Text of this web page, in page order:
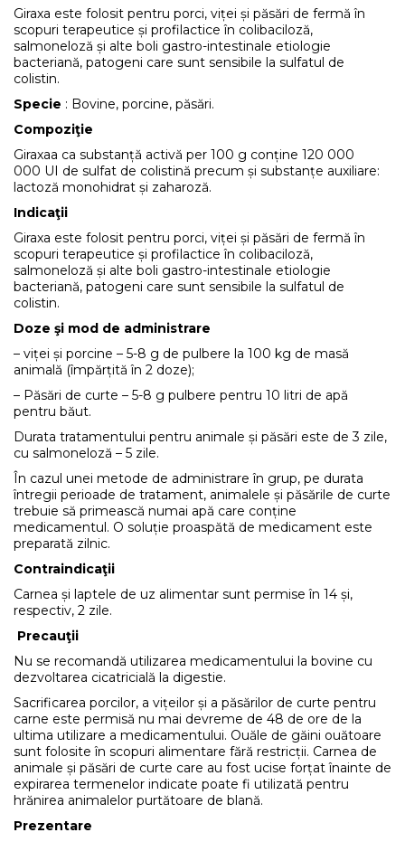
Giraxa este folosit pentru porci, viței și păsări de fermă în
scopuri terapeutice și profilactice în colibaciloză,
salmoneloză și alte boli gastro-intestinale etiologie
bacteriană, patogeni care sunt sensibile la sulfatul de
colistin.
Specie : Bovine, porcine, păsări.
Compoziţie
Giraxaa ca substanță activă per 100 g conține 120 000
000 UI de sulfat de colistină precum și substanțe auxiliare:
lactoză monohidrat și zaharoză.
Indicaţii
Giraxa este folosit pentru porci, viței și păsări de fermă în
scopuri terapeutice și profilactice în colibaciloză,
salmoneloză și alte boli gastro-intestinale etiologie
bacteriană, patogeni care sunt sensibile la sulfatul de
colistin.
Doze şi mod de administrare
– viței și porcine – 5-8 g de pulbere la 100 kg de masă
animală (împărțită în 2 doze);
– Păsări de curte – 5-8 g pulbere pentru 10 litri de apă
pentru băut.
Durata tratamentului pentru animale și păsări este de 3 zile,
cu salmoneloză – 5 zile.
În cazul unei metode de administrare în grup, pe durata
întregii perioade de tratament, animalele și păsările de curte
trebuie să primească numai apă care conține
medicamentul. O soluție proaspătă de medicament este
preparată zilnic.
Contraindicaţii
Carnea și laptele de uz alimentar sunt permise în 14 și,
respectiv, 2 zile.
Precauţii
Nu se recomandă utilizarea medicamentului la bovine cu
dezvoltarea cicatricială la digestie.
Sacrificarea porcilor, a vițeilor și a păsărilor de curte pentru
carne este permisă nu mai devreme de 48 de ore de la
ultima utilizare a medicamentului. Ouăle de găini ouătoare
sunt folosite în scopuri alimentare fără restricții. Carnea de
animale și păsări de curte care au fost ucise forțat înainte de
expirarea termenelor indicate poate fi utilizată pentru
hrănirea animalelor purtătoare de blană.
Prezentare